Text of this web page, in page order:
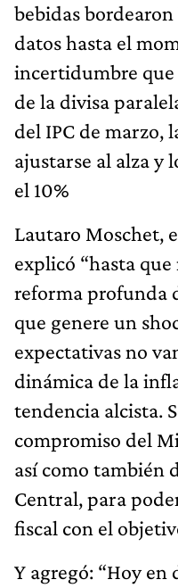
bebidas
datos hasta el
incertidumbre
de la divisa
del IPC de marzo,
ajustarse al alza y
el 10%
Lautaro Moschet,
explicó “hasta que
reforma profunda
que genere un
expectativas no
dinámica de la
tendencia alcista.
compromiso del
así como también
Central, para
fiscal con el
Y agregó: “Hoy en